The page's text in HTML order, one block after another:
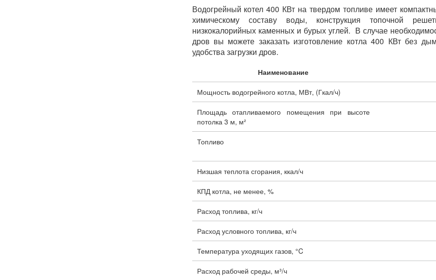
Водогрейный котел 400 КВт на твердом топливе имеет
химическому составу воды, конструкция топочной
низкокалорийных каменных и бурых углей. В случае
дров вы можете заказать изготовление котла 400 КВт без
удобства загрузки дров.
Наименование
Мощность водогрейного котла, МВт, (Гкал/ч)
Площадь отапливаемого помещения при высоте
потолка 3 м, м²
Топливо
Низшая теплота сгорания, ккал/ч
КПД котла, не менее, %
Расход топлива, кг/ч
Расход условного топлива, кг/ч
Температура уходящих газов, °C
Расход рабочей среды, м³/ч